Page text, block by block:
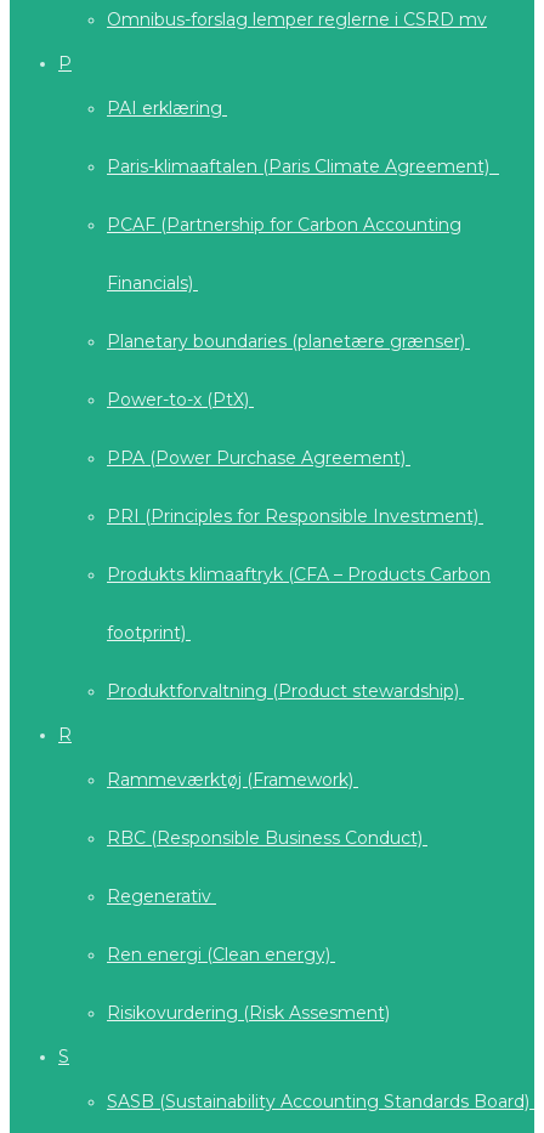
Omnibus-forslag lemper reglerne i CSRD mv
P
PAI erklæring
Paris-klimaaftalen (Paris Climate Agreement)
PCAF (Partnership for Carbon Accounting
Financials)
Planetary boundaries (planetære grænser)
Power-to-x (PtX)
PPA (Power Purchase Agreement)
PRI (Principles for Responsible Investment)
Produkts klimaaftryk (CFA – Products Carbon
footprint)
Produktforvaltning (Product stewardship)
R
Rammeværktøj (Framework)
RBC (Responsible Business Conduct)
Regenerativ
Ren energi (Clean energy)
Risikovurdering (Risk Assesment)
S
SASB (Sustainability Accounting Standards Board)